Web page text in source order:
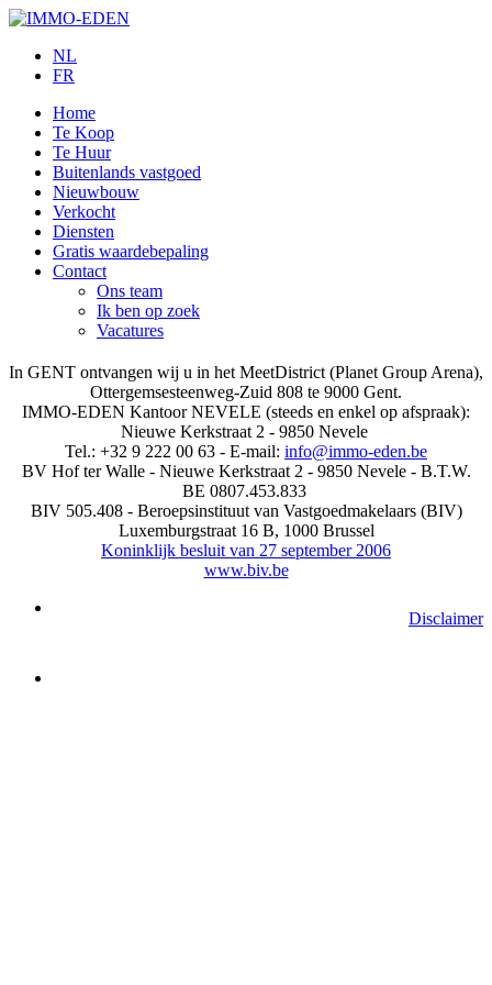
NL
FR
Home
Te Koop
Te Huur
Buitenlands vastgoed
Nieuwbouw
Verkocht
Diensten
Gratis waardebepaling
Contact
Ons team
Ik ben op zoek
Vacatures
In GENT ontvangen wij u in het MeetDistrict (Planet Group Arena),
Ottergemsesteenweg-Zuid 808 te 9000 Gent.
IMMO-EDEN Kantoor NEVELE (steeds en enkel op afspraak):
Nieuwe Kerkstraat 2 - 9850 Nevele
Tel.: +32 9 222 00 63 - E-mail: info@immo-eden.be
BV Hof ter Walle - Nieuwe Kerkstraat 2 - 9850 Nevele - B.T.W.
BE 0807.453.833
BIV 505.408 - Beroepsinstituut van Vastgoedmakelaars (BIV)
Luxemburgstraat 16 B, 1000 Brussel
Koninklijk besluit van 27 september 2006
www.biv.be
Disclaimer